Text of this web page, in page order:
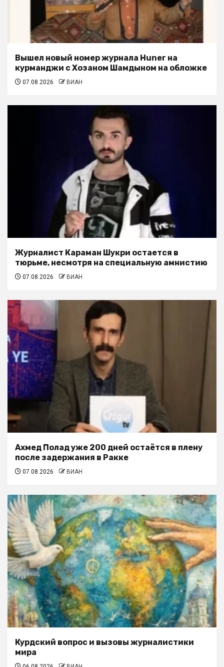
Вышел новый номер журнала Huner на
курманджи с Хозаном Шамдыном на обложке
07.08.2026 ВИАН
Журналист Караман Шукри остается в
тюрьме, несмотря на специальную амнистию
07.08.2026 ВИАН
Ахмед Полад уже 200 дней остаётся в плену
после задержания в Ракке
07.08.2026 ВИАН
Курдский вопрос и вызовы журналистики
мира